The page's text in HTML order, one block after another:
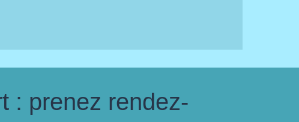
: prenez rendez-